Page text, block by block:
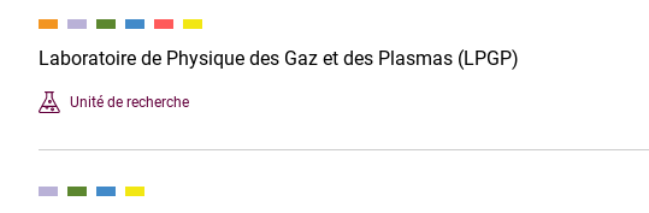
Laboratoire de Physique des Gaz et des Plasmas (LPGP)
Unité de recherche